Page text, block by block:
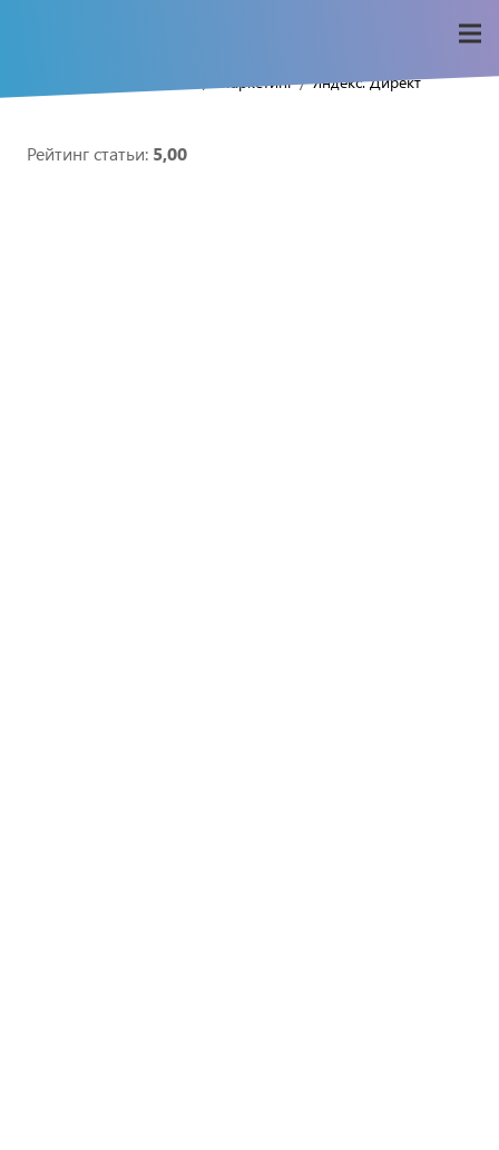
Маркетинг / Яндекс. Директ
Рейтинг статьи: 5,00